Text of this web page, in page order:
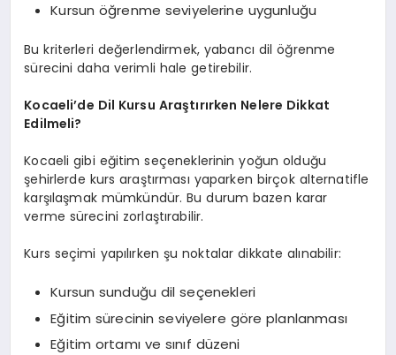
Kursun öğrenme seviyelerine uygunluğu
Bu kriterleri değerlendirmek, yabancı dil öğrenme
sürecini daha verimli hale getirebilir.
Kocaeli’de Dil Kursu Araştırırken Nelere Dikkat
Edilmeli?
Kocaeli gibi eğitim seçeneklerinin yoğun olduğu
şehirlerde kurs araştırması yaparken birçok alternatifle
karşılaşmak mümkündür. Bu durum bazen karar
verme sürecini zorlaştırabilir.
Kurs seçimi yapılırken şu noktalar dikkate alınabilir:
Kursun sunduğu dil seçenekleri
Eğitim sürecinin seviyelere göre planlanması
Eğitim ortamı ve sınıf düzeni